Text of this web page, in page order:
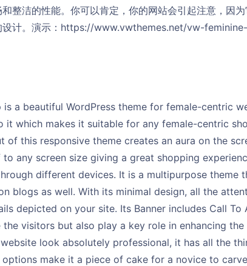
整洁的性能。你可以肯定，你的网站会引起注意，因
设计。演示：https://www.vwthemes.net/vw-
is a beautiful WordPress theme for female-centric
it which makes it suitable for any female-centric
of this responsive theme creates an aura on the
any screen size giving a great shopping
different devices. It is a multipurpose theme
blogs as well. With its minimal design, all the
depicted on your site. Its Banner includes Call
visitors but also play a key role in enhancing
look absolutely professional, it has all the
make it a piece of cake for a novice to